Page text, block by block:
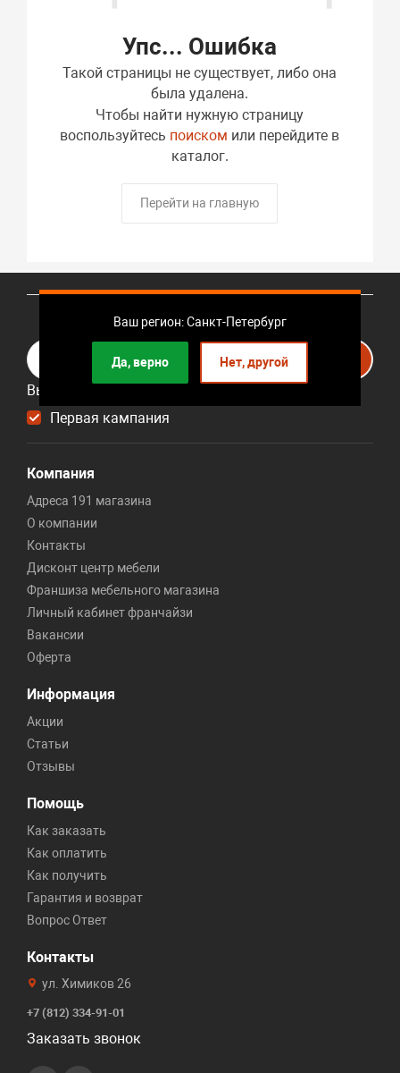
Ваш регион: Санкт-Петербург
Да, верно Нет, другой
Упс... Ошибка
Такой страницы не существует, либо она
была удалена.
Чтобы найти нужную страницу
воспользуйтесь поиском или перейдите в
каталог.
Перейти на главную
Подписывайтесь на рассылку
Выберите рассылку
Первая кампания
Подписаться
Компания
Адреса 191 магазина
О компании
Контакты
Дисконт центр мебели
Франшиза мебельного магазина
Личный кабинет франчайзи
Вакансии
Оферта
Информация
Акции
Статьи
Отзывы
Помощь
Как заказать
Как оплатить
Как получить
Гарантия и возврат
Вопрос Ответ
Контакты
ул. Химиков 26
+7 (812) 334-91-01
Заказать звонок